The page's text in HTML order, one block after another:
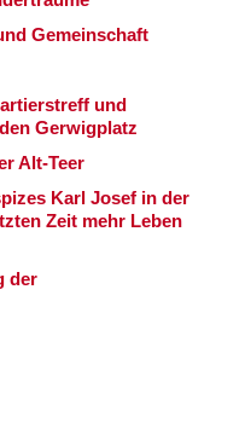
Gemeinschaft
und
Gerwigplatz
Alt-Teer
Karl Josef in der
Zeit mehr Leben
der